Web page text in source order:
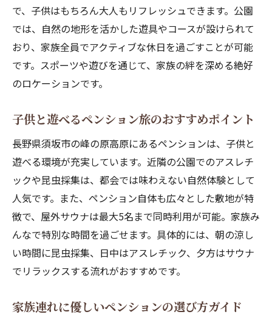
で、子供はもちろん大人もリフレッシュできます。公園
では、自然の地形を活かした遊具やコースが設けられて
おり、家族全員でアクティブな休日を過ごすことが可能
です。スポーツや遊びを通じて、家族の絆を深める絶好
のロケーションです。
子供と遊べるペンション旅のおすすめポイント
長野県須坂市の峰の原高原にあるペンションは、子供と
遊べる環境が充実しています。近隣の公園でのアスレチ
ックや昆虫採集は、都会では味わえない自然体験として
人気です。また、ペンション自体も広々とした敷地が特
徴で、屋外サウナは最大5名まで同時利用が可能。家族み
んなで特別な時間を過ごせます。具体的には、朝の涼し
い時間に昆虫採集、日中はアスレチック、夕方はサウナ
でリラックスする流れがおすすめです。
家族連れに優しいペンションの選び方ガイド